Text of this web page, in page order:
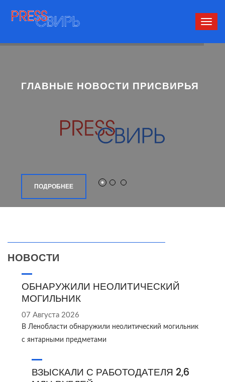
ГЛАВНЫЕ НОВОСТИ ПРИСВИРЬЯ
ПОДРОБНЕЕ
НОВОСТИ
ОБНАРУЖИЛИ НЕОЛИТИЧЕСКИЙ
МОГИЛЬНИК
07 Августа 2026
В Ленобласти обнаружили неолитический могильник
с янтарными предметами
ВЗЫСКАЛИ С РАБОТОДАТЕЛЯ 2,6